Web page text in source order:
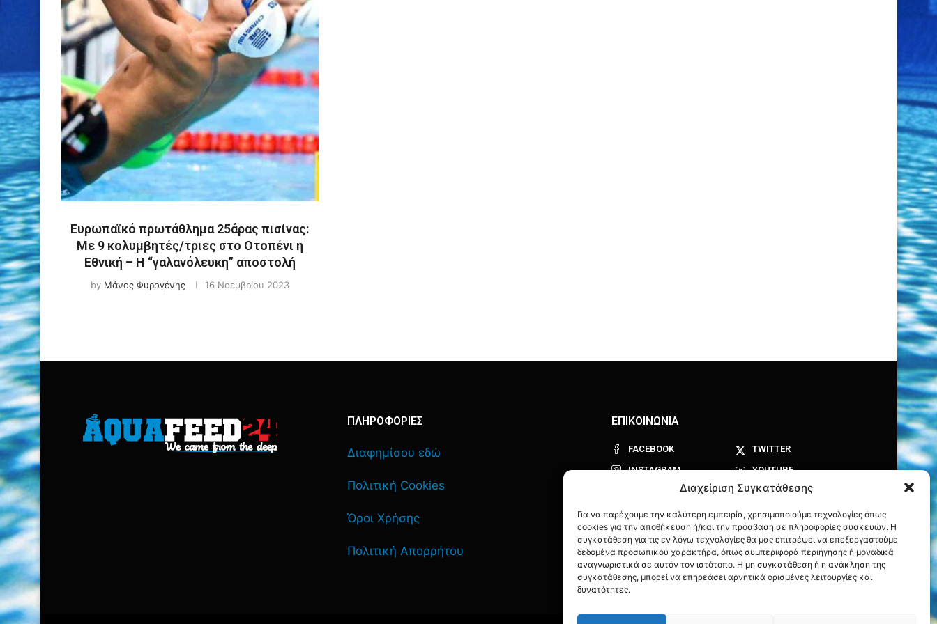
Διαχείριση Συγκατάθεσης
Για να παρέχουμε την καλύτερη εμπειρία, χρησιμοποιούμε τεχνολογίες όπως
cookies για την αποθήκευση ή/και την πρόσβαση σε πληροφορίες συσκευών. Η
συγκατάθεση για τις εν λόγω τεχνολογίες θα μας επιτρέψει να επεξεργαστούμε
δεδομένα προσωπικού χαρακτήρα, όπως συμπεριφορά περιήγησης ή μοναδικά
αναγνωριστικά σε αυτόν τον ιστότοπο. Η μη συγκατάθεση ή η ανάκληση της
συγκατάθεσης, μπορεί να επηρεάσει αρνητικά ορισμένες λειτουργίες και
δυνατότητες.
Ευρωπαϊκό πρωτάθλημα 25άρας πισίνας:
Με 9 κολυμβητές/τριες στο Οτοπένι η
Εθνική – Η “γαλανόλευκη” αποστολή
by Μάνος Φυρογένης 16 Νοεμβρίου 2023
ΠΛΗΡΟΦΟΡΙΕΣ
Διαφημίσου εδώ
Πολιτική Cookies
Όροι Χρήσης
Πολιτική Απορρήτου
ΕΠΙΚΟΙΝΩΝΙΑ
FACEBOOK
TWITTER
INSTAGRAM
YOUTUBE